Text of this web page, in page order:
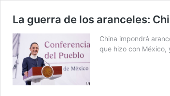
La guerra de los aranceles:
China impondrá
que hizo con México,